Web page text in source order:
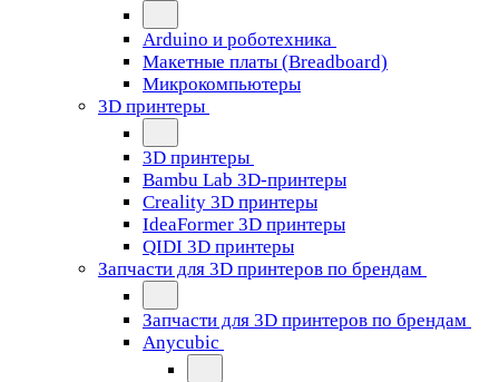
Arduino и роботехника
Макетные платы (Breadboard)
Микрокомпьютеры
3D принтеры
3D принтеры
Bambu Lab 3D-принтеры
Creality 3D принтеры
IdeaFormer 3D принтеры
QIDI 3D принтеры
Запчасти для 3D принтеров по брендам
Запчасти для 3D принтеров по брендам
Anycubic